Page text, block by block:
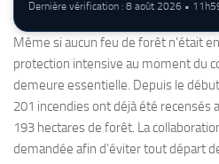
Dernière vérification : 8 août 2026 •
Même si aucun feu de forêt n’était
protection intensive au moment du
demeure essentielle. Depuis le
201 incendies ont déjà été recensés
193 hectares de forêt. La
demandée afin d’éviter tout départ